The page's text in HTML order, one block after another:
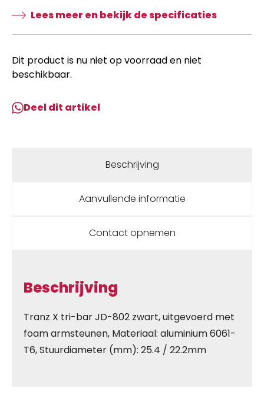
Lees meer en bekijk de specificaties
Dit product is nu niet op voorraad en niet
beschikbaar.
Deel dit artikel
Beschrijving
Aanvullende informatie
Contact opnemen
Beschrijving
Tranz X tri-bar JD-802 zwart, uitgevoerd met
foam armsteunen, Materiaal: aluminium 6061-
T6, Stuurdiameter (mm): 25.4 / 22.2mm